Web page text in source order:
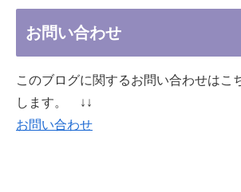
お問い合わせ
このブログに関するお問い合わせはこ
します。 ↓↓
お問い合わせ